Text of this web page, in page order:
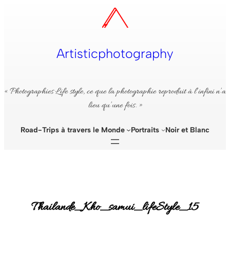
Artisticphotography
« Photographies Life style, ce que la photographie reproduit à l’infini n’a
lieu qu’une fois. »
Road-Trips à travers le Monde Portraits Noir et Blanc
Thailande_Kho_samui_lifeStyle_15